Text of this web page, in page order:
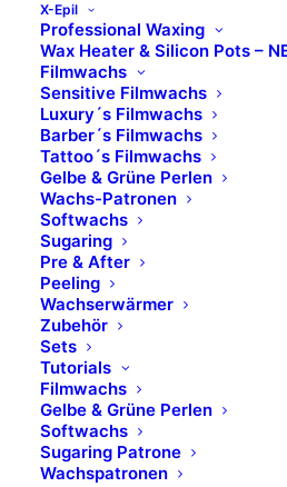
X-Epil
Professional Waxing
Wax Heater & Silicon Pots –
Filmwachs
Sensitive Filmwachs
Luxury´s Filmwachs
Barber´s Filmwachs
Tattoo´s Filmwachs
Gelbe & Grüne Perlen
Wachs-Patronen
Softwachs
Sugaring
Pre & After
Peeling
Wachserwärmer
Zubehör
Sets
Tutorials
Filmwachs
Gelbe & Grüne Perlen
Softwachs
Sugaring Patrone
Wachspatronen
COMBINAL
Farbe
BLAU
BESCHREIBUNG